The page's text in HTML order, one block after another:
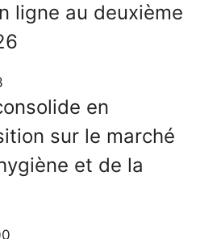
ligne au deuxième
en
sur le marché
et de la